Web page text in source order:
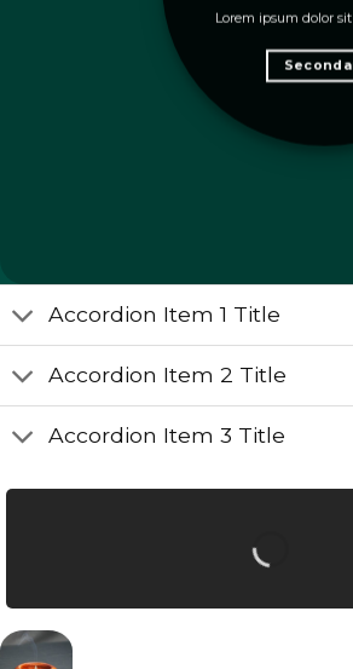
Lorem ipsum dolor
Accordion Item 1 Title
Accordion Item 2 Title
Accordion Item 3 Title